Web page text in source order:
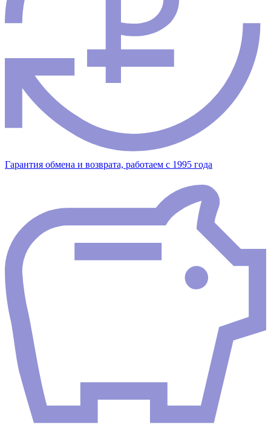
Гарантия обмена и возврата, работаем с 1995 года